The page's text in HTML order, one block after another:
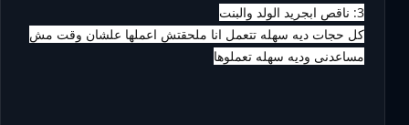
3: ناقص ابجريد الولد والبنت
كل حجات ديه سهله تتعمل انا ملحقتش اعملها علشان وقت مش
مساعدنى وديه سهله تعملوها